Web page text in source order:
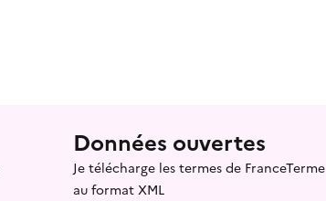
Données ouvertes
Je télécharge les termes de FranceTerme
au format XML